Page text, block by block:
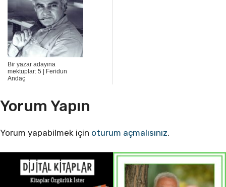
Bir yazar adayına
mektuplar: 5 | Feridun
Andaç
Yorum Yapın
Yorum yapabilmek için oturum açmalısınız.